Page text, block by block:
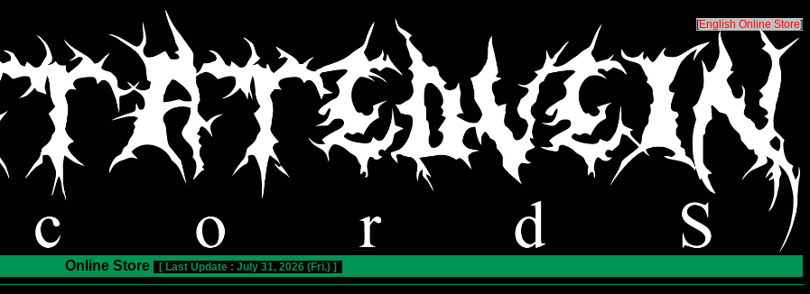
[English Online Store]
Online Store [ Last Update : July 31, 2026 (Fri.) ]